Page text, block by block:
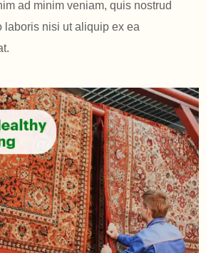
ad minim veniam, quis nostrud
laboris nisi ut aliquip ex ea